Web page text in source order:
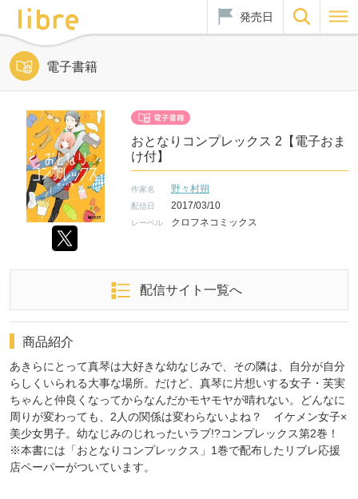
発売日
電子書籍
おとなりコンプレックス 2【電子おま
け付】
作家名 野々村朔
配信日 2017/03/10
レーベル クロフネコミックス
配信サイト一覧へ
商品紹介
あきらにとって真琴は大好きな幼なじみで、その隣は、自分が自分
らしくいられる大事な場所。だけど、真琴に片想いする女子・芙実
ちゃんと仲良くなってからなんだかモヤモヤが晴れない。どんなに
周りが変わっても、2人の関係は変わらないよね？ イケメン女子×
美少女男子。幼なじみのじれったいラブ!?コンプレックス第2巻！
※本書には「おとなりコンプレックス」1巻で配布したリブレ応援
店ペーパーがついています。